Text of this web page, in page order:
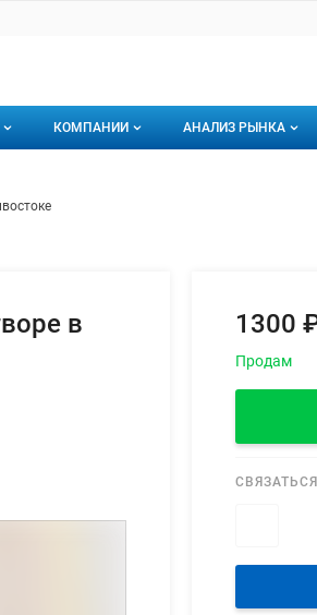
КОМПАНИИ АНАЛИЗ РЫНКА
в солевом
в
1300
Продам